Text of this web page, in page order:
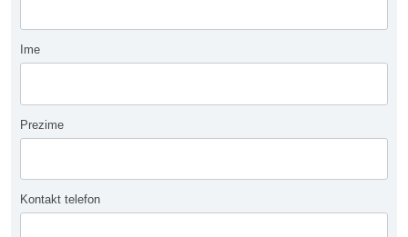
Ime
Prezime
Kontakt telefon